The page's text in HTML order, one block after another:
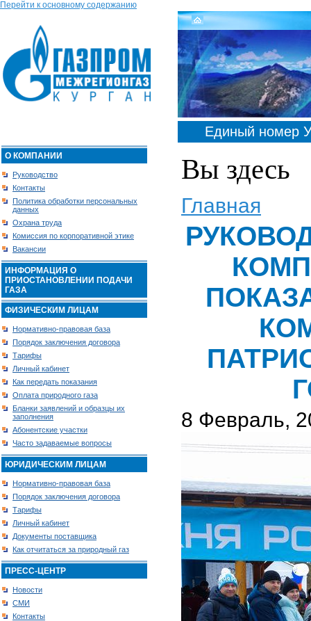
Перейти к основному содержанию
Единый номер
О КОМПАНИИ
Руководство
Контакты
Политика обработки персональных
данных
Охрана труда
Комиссия по корпоративной этике
Вакансии
ИНФОРМАЦИЯ О
ПРИОСТАНОВЛЕНИИ ПОДАЧИ
ГАЗА
ФИЗИЧЕСКИМ ЛИЦАМ
Нормативно-правовая база
Порядок заключения договора
Тарифы
Личный кабинет
Как передать показания
Оплата природного газа
Бланки заявлений и образцы их
заполнения
Абонентские участки
Часто задаваемые вопросы
ЮРИДИЧЕСКИМ ЛИЦАМ
Нормативно-правовая база
Порядок заключения договора
Тарифы
Личный кабинет
Документы поставщика
Как отчитаться за природный газ
ПРЕСС-ЦЕНТР
Новости
СМИ
Контакты
Вы здесь
Главная
8 Февраль,